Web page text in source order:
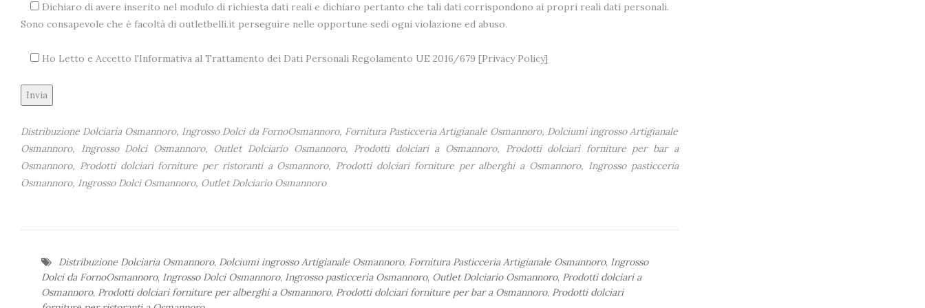
Dichiaro di avere inserito nel modulo di richiesta dati reali e dichiaro pertanto che tali dati corrispondono ai propri reali dati personali.
Sono consapevole che è facoltà di outletbelli.it perseguire nelle opportune sedi ogni violazione ed abuso.
Ho Letto e Accetto l'Informativa al Trattamento dei Dati Personali Regolamento UE 2016/679 [Privacy Policy]
Alternative:
Distribuzione Dolciaria Osmannoro, Ingrosso Dolci da FornoOsmannoro, Fornitura Pasticceria Artigianale Osmannoro, Dolciumi ingrosso Artigianale
Osmannoro, Ingrosso Dolci Osmannoro, Outlet Dolciario Osmannoro, Prodotti dolciari a Osmannoro, Prodotti dolciari forniture per bar a
Osmannoro, Prodotti dolciari forniture per ristoranti a Osmannoro, Prodotti dolciari forniture per alberghi a Osmannoro, Ingrosso pasticceria
Osmannoro, Ingrosso Dolci Osmannoro, Outlet Dolciario Osmannoro
Distribuzione Dolciaria Osmannoro, Dolciumi ingrosso Artigianale Osmannoro, Fornitura Pasticceria Artigianale Osmannoro, Ingrosso
Dolci da FornoOsmannoro, Ingrosso Dolci Osmannoro, Ingrosso pasticceria Osmannoro, Outlet Dolciario Osmannoro, Prodotti dolciari a
Osmannoro, Prodotti dolciari forniture per alberghi a Osmannoro, Prodotti dolciari forniture per bar a Osmannoro, Prodotti dolciari